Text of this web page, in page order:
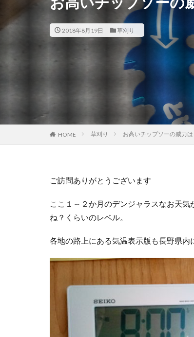
2018年8月19日 草刈り
HOME 草刈り お高いチップソーの威力
ご訪問ありがとうございます
ここ１～２か月のデンジャラスなお天
ね？くらいのレベル。
各地の路上にある気温表示版も長野県内